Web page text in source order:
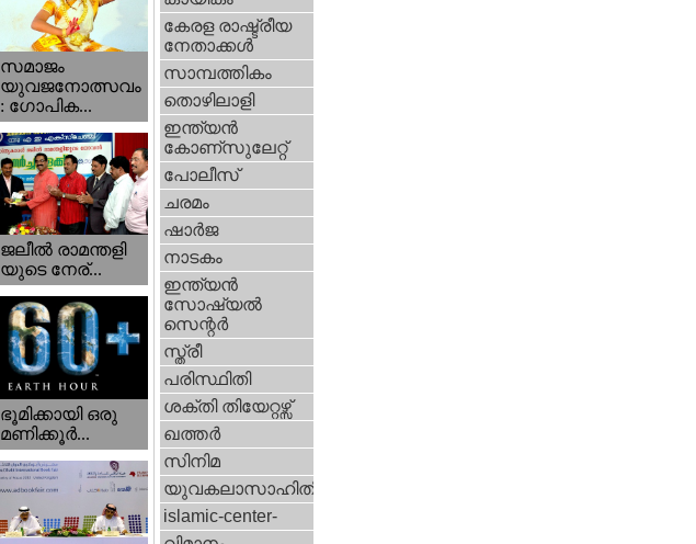
സമാജം
യുവജനോത്സവം
: ഗോപിക...
ജലീല്‍ രാമന്തളി
യുടെ നേര്...
ഭൂമിക്കായി ഒരു
മണിക്കൂര്‍...
കേരള രാഷ്ട്രീയ
നേതാക്കള്‍
സാമ്പത്തികം
തൊഴിലാളി
ഇന്ത്യന്‍
കോണ്സുലേറ്റ്
പോലീസ്
ചരമം
ഷാര്‍ജ
നാടകം
ഇന്ത്യന്‍
സോഷ്യല്‍
സെന്റര്‍
സ്ത്രീ
പരിസ്ഥിതി
ശക്തി തിയേറ്റഴ്സ്
ഖത്തര്‍
സിനിമ
യുവകലാസാഹിതി
islamic-center-